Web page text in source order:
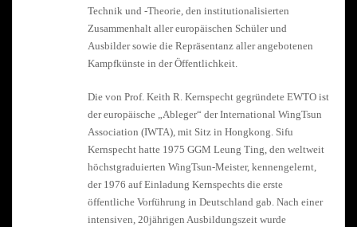
Technik und -Theorie, den institutionalisierten
Zusammenhalt aller europäischen Schüler und
Ausbilder sowie die Repräsentanz aller angebotenen
Kampfkünste in der Öffentlichkeit.
Die von Prof. Keith R. Kernspecht gegründete EWTO ist
der europäische „Ableger“ der International WingTsun
Association (IWTA), mit Sitz in Hongkong. Sifu
Kernspecht hatte 1975 GGM Leung Ting, den weltweit
höchstgraduierten WingTsun-Meister, kennengelernt,
der 1976 auf Einladung Kernspechts die erste
öffentliche Vorführung in Deutschland gab. Nach einer
intensiven, 20jährigen Ausbildungszeit wurde